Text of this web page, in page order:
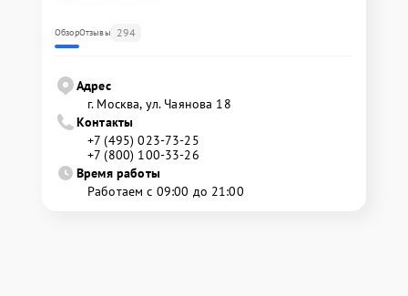
ОбзорОтзывы 294
Адрес
г. Москва, ул. Чаянова 18
Контакты
+7 (495) 023-73-25
+7 (800) 100-33-26
Время работы
Работаем с 09:00 до 21:00